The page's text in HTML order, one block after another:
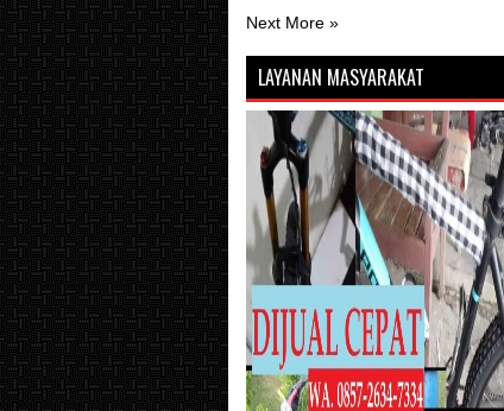
Next More »
LAYANAN MASYARAKAT